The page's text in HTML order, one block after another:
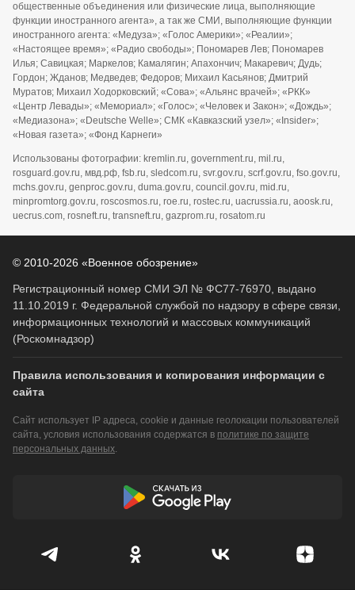
общественные объединения или физические лица, выполняющие
функции иностранного агента», а так же СМИ, выполняющие функции
иностранного агента: «Медуза»; «Голос Америки»; «Реалии»;
«Настоящее время»; «Радио свободы»; Пономарев Лев; Пономарев
Илья; Савицкая; Маркелов; Камалягин; Апахончич; Макаревич; Дудь;
Гордон; Жданов; Медведев; Федоров; Михаил Касьянов; Дмитрий
Муратов; Михаил Ходорковский; «Сова»; «Альянс врачей»; «РКК»
«Центр Левады»; «Мемориал»; «Голос»; «Человек и Закон»; «Дождь»;
«Медиазона»; «Deutsche Welle»; СМК «Кавказский узел»; «Insider»;
«Новая газета»; «Фонд Карнеги»
Использованы фотографии: kremlin.ru, government.ru, mil.ru,
rosguard.gov.ru, мвд.рф, fsb.ru, sledcom.ru, svr.gov.ru, scrf.gov.ru, fso.gov.ru,
mchs.gov.ru, genproc.gov.ru, duma.gov.ru, council.gov.ru, mid.ru,
minpromtorg.gov.ru, roscosmos.ru, roe.ru, rostec.ru, uacrussia.ru, aoosk.ru,
uecrus.com, rosneft.ru, transneft.ru, gazprom.ru, rosatom.ru
© 2010-2026 «Военное обозрение»
Регистрационный номер СМИ ЭЛ № ФС77-76970, выдано
11.10.2019 г. Федеральной службой по надзору в сфере связи,
информационных технологий и массовых коммуникаций
(Роскомнадзор)
Правила использования и копирования информации с
сайта
Сайт использует IP адреса, cookie и данные геолокации пользователей
сайта, условия использования содержатся в политике по защите
персональных данных.